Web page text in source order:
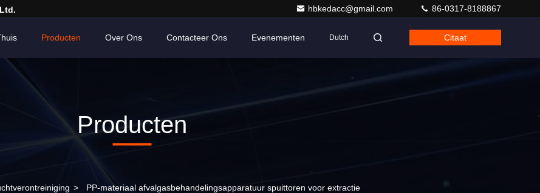
hbkedacc@gmail.com 86-0317-8188867
Producten Over Ons Contacteer Ons Evenementen Dutch Citaat
Producten
> PP-materiaal afvalgasbehandelingsapparatuur spuittoren voor extractie